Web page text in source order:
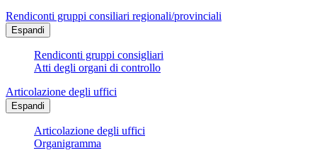
Rendiconti gruppi consiliari regionali/provinciali
Espandi
Rendiconti gruppi consigliari
Atti degli organi di controllo
Articolazione degli uffici
Espandi
Articolazione degli uffici
Organigramma